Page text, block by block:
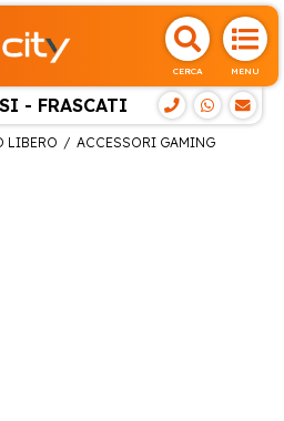
CERCA MENU
- FRASCATI
LIBERO ACCESSORI GAMING